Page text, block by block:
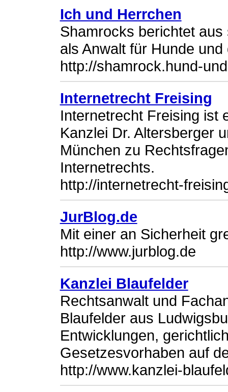
Ich und Herrchen
Shamrocks berichtet
als Anwalt für Hunde
http://shamrock.hund-
Internetrecht Freising
Internetrecht Freising ist
Kanzlei Dr. Altersberger
München zu
Internetrechts.
http://internetrecht-
JurBlog.de
Mit einer an Sicherheit
http://www.jurblog.de
Kanzlei Blaufelder
Rechtsanwalt und
Blaufelder aus
Entwicklungen,
Gesetzesvorhaben auf
http://www.kanzlei-